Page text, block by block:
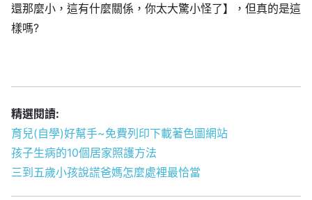
還那麼小，這有什麼關係，你太大驚小怪了】，但真的是這
樣嗎?
精選閱讀:
育兒(自學)好幫手~免費列印下載著色圖網站
孩子生病的10個居家照護方法
三到五歲小孩說謊爸媽怎麼處裡最恰當